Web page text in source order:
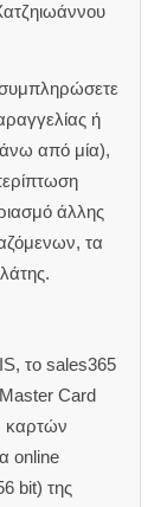
ή
από μία),
άλλης
τα
το sales365
Master Card
καρτών
online
bit) της